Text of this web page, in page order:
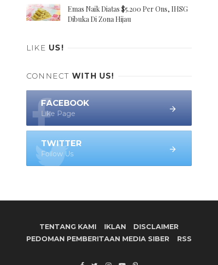
Emas Naik Diatas $5.200 Per Ons, IHSG
Dibuka Di Zona Hijau
LIKE US!
CONNECT WITH US!
FACEBOOK
Like Page
TWITTER
Follow Us
TENTANG KAMI IKLAN
DISCLAIMER
PEDOMAN PEMBERITAAN MEDIA SIBER
RSS